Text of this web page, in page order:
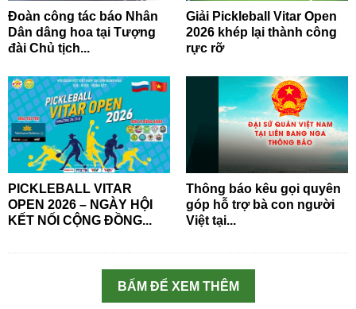
Đoàn công tác báo Nhân
Dân dâng hoa tại Tượng
đài Chủ tịch...
Giải Pickleball Vitar Open
2026 khép lại thành công
rực rỡ
PICKLEBALL VITAR
OPEN 2026 – NGÀY HỘI
KẾT NỐI CỘNG ĐỒNG...
Thông báo kêu gọi quyên
góp hỗ trợ bà con người
Việt tại...
BẤM ĐỂ XEM THÊM